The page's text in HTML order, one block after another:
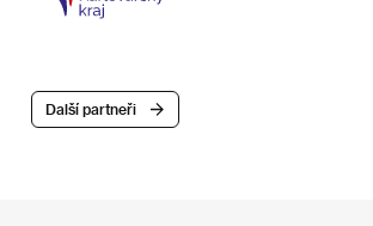
Další partneři